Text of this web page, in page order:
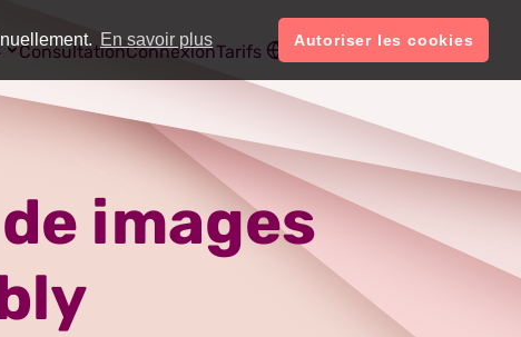
En savoir plus Autoriser les cookies
ConsultationConnexionTarifs Français Compte
images